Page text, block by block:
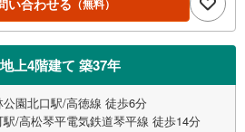
い合わせる
上4階建て 築37年
公園北口駅/高徳線 徒歩6分
駅/高松琴平電気鉄道琴平線 徒歩14分